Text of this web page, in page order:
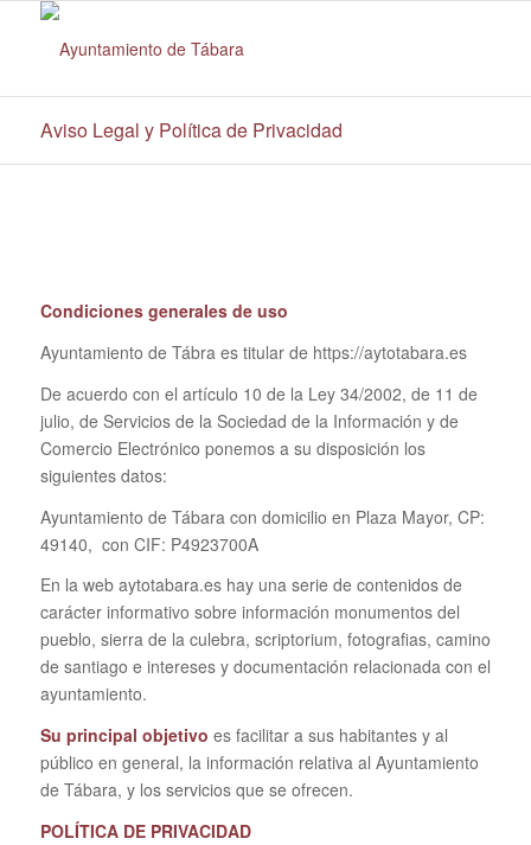
Aviso Legal y Política de Privacidad
Condiciones generales de uso
Ayuntamiento de Tábra es titular de https://aytotabara.es
De acuerdo con el artículo 10 de la Ley 34/2002, de 11 de
julio, de Servicios de la Sociedad de la Información y de
Comercio Electrónico ponemos a su disposición los
siguientes datos:
Ayuntamiento de Tábara con domicilio en Plaza Mayor, CP:
49140, con CIF: P4923700A
En la web aytotabara.es hay una serie de contenidos de
carácter informativo sobre información monumentos del
pueblo, sierra de la culebra, scriptorium, fotografias, camino
de santiago e intereses y documentación relacionada con el
ayuntamiento.
Su principal objetivo es facilitar a sus habitantes y al
público en general, la información relativa al Ayuntamiento
de Tábara, y los servicios que se ofrecen.
POLÍTICA DE PRIVACIDAD